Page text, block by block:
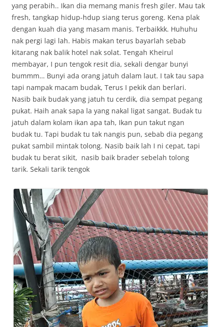
yang perabih.. Ikan dia memang manis fresh giler. Mau tak
fresh, tangkap hidup-hdup siang terus goreng. Kena plak
dengan kuah dia yang masam manis. Terbaikkk. Huhuhu
nak pergi lagi lah. Habis makan terus bayarlah sebab
kitarang nak balik hotel nak solat. Tengah Kheirul
membayar, I pun tengok resit dia, sekali dengar bunyi
bummm… Bunyi ada orang jatuh dalam laut. I tak tau sapa
tapi nampak macam budak, Terus I pekik dan berlari.
Nasib baik budak yang jatuh tu cerdik, dia sempat pegang
pukat. Haih anak sapa la yang nakal ligat sangat. Budak tu
jatuh dalam kolam ikan apa tah, Ikan pun takut ngan
budak tu. Tapi budak tu tak nangis pun, sebab dia pegang
pukat sambil mintak tolong. Nasib baik lah I ni cepat, tapi
budak tu berat sikit, nasib baik brader sebelah tolong
tarik. Sekali tarik tengok